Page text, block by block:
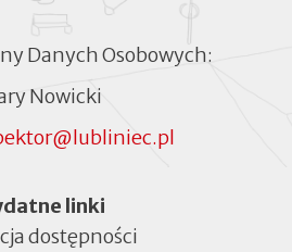
Danych Osobowych:
Nowicki
linki
dostępności